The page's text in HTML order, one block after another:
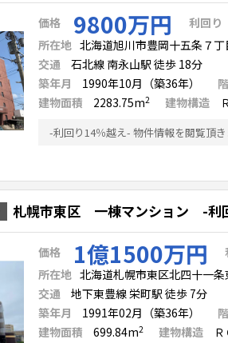
価格 9800万円 利回り
所在地 北海道旭川市豊岡十五条７丁
交通
石北線 南永山駅 徒歩 18分
築年月
1990年10月（築36年）
建物面積
2283.75m2 建物構造
札幌市東区 一棟マンション -利
価格 1億1500万円
所在地 北海道札幌市東区北四十一
交通
地下東豊線 栄町駅 徒歩 7分
築年月
1991年02月（築36年）
建物面積
699.84m2 建物構造